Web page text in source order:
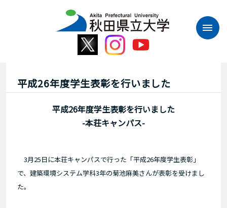
平成26年度学生表彰を行いました
平成26年度学生表彰を行いました
-本荘キャンパス-
3月25日に本荘キャンパスで行った「平成26年度学生表彰」
で、建築環境システム学科3年の菊池麻美さんが表彰を受けまし
た。